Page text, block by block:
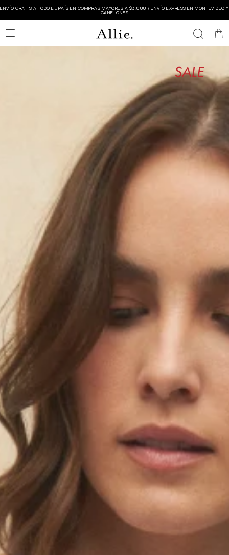
ENVÍO GRATIS A TODO EL PAÍS EN COMPRAS MAYORES A $3.000 / ENVÍO EXPRESS EN MONTEVIDEO Y
CANELONES
